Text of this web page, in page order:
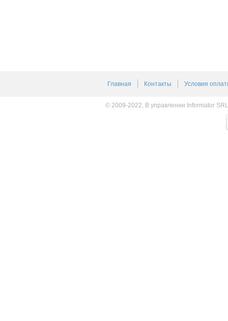
Главная Контакты Условия
© 2009-2022, В управлении Informator SRL